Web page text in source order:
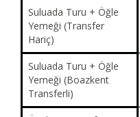
Suluada Turu + Öğle
Yemeği (Transfer
Hariç)
Suluada Turu + Öğle
Yemeği (Boazkent
Transferli)